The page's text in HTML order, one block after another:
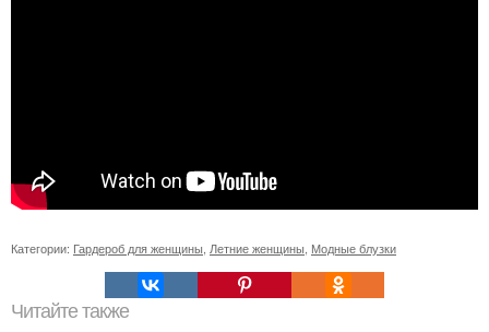
Категории: Гардероб для женщины Летние женщины Модные блузки
Читайте также